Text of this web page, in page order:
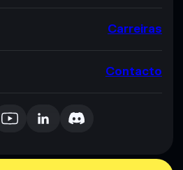
Carreiras
Contacto